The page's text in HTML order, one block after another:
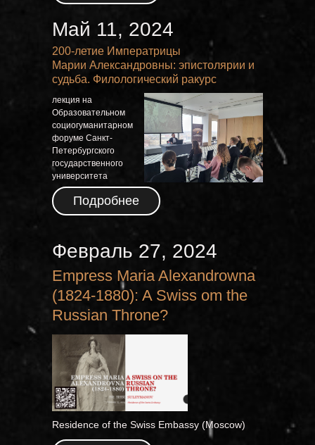
Февраль 27, 2024
Empress Maria Alexandrowna
(1824-1880): A Swiss om the
Russian Throne?
Residence of the Swiss Embassy (Moscow)
Май 11, 2024
200-летие Императрицы
Марии Александровны: эпистолярии и
судьба. Филологический ракурс
лекция на
Образовательном
социогуманитарном
форуме Санкт-
Петербургского
государственного
университета
Подробнее